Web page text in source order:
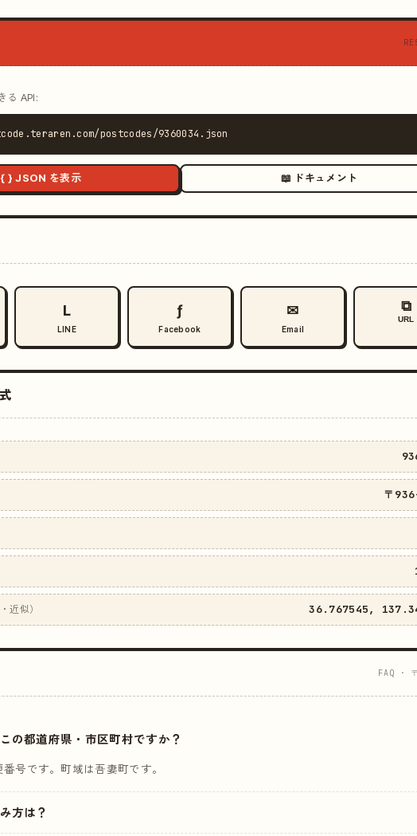
る API:
postcodes/9360034.json
{ } JSON を表示 📖 ドキュメント
L
LINE
ƒ
Facebook
✉
Email
⧉
URL
〒
近似） 36.767545,
FAQ ·
の都道府県・市区町村ですか？
号です。町域は吾妻町です。
方は？